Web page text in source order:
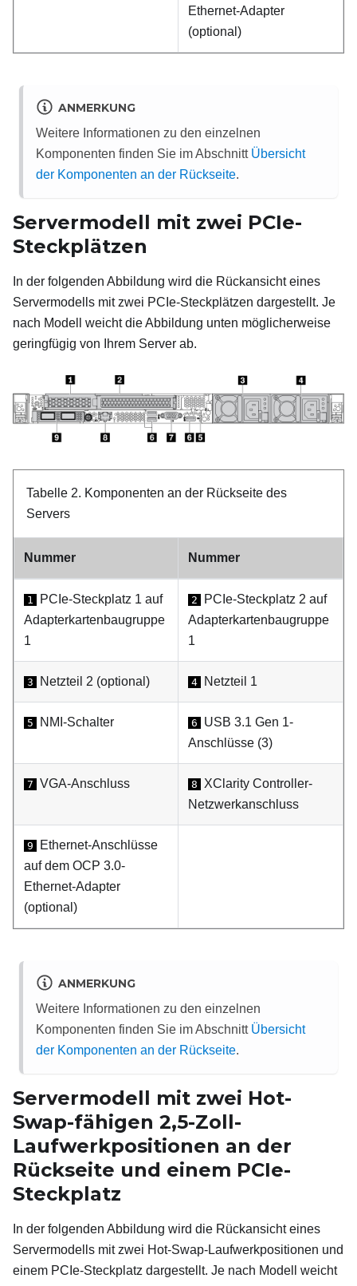
Ethernet-Adapter
(optional)
ANMERKUNG
Weitere Informationen zu den einzelnen
Komponenten finden Sie im Abschnitt Übersicht
der Komponenten an der Rückseite.
Servermodell mit zwei PCIe-
Steckplätzen
In der folgenden Abbildung wird die Rückansicht eines
Servermodells mit zwei PCIe-Steckplätzen dargestellt. Je
nach Modell weicht die Abbildung unten möglicherweise
geringfügig von Ihrem Server ab.
Tabelle 2. Komponenten an der Rückseite des
Servers
Nummer Nummer
1
PCIe-Steckplatz 1 auf
Adapterkartenbaugruppe
1
2
PCIe-Steckplatz 2 auf
Adapterkartenbaugruppe
1
3 Netzteil 2 (optional) 4 Netzteil 1
5 NMI-Schalter 6
USB 3.1 Gen 1-
Anschlüsse (3)
7 VGA-Anschluss 8
XClarity Controller-
Netzwerkanschluss
9
Ethernet-Anschlüsse
auf dem OCP 3.0-
Ethernet-Adapter
(optional)
ANMERKUNG
Weitere Informationen zu den einzelnen
Komponenten finden Sie im Abschnitt Übersicht
der Komponenten an der Rückseite.
Servermodell mit zwei Hot-
Swap-fähigen 2,5-Zoll-
Laufwerkpositionen an der
Rückseite und einem PCIe-
Steckplatz
In der folgenden Abbildung wird die Rückansicht eines
Servermodells mit zwei Hot-Swap-Laufwerkpositionen und
einem PCIe-Steckplatz dargestellt. Je nach Modell weicht